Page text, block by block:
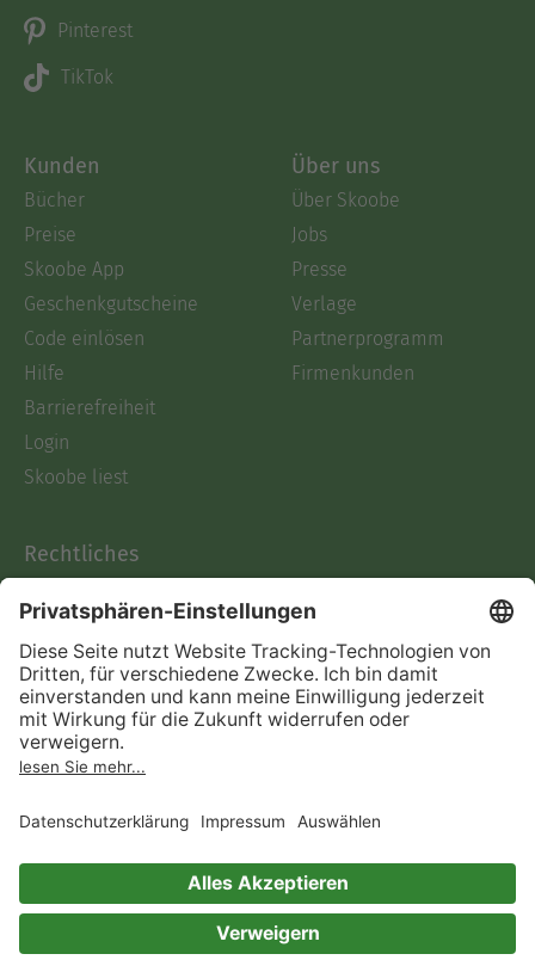
Pinterest
TikTok
Kunden
Bücher
Preise
Skoobe App
Geschenkgutscheine
Code einlösen
Hilfe
Barrierefreiheit
Login
Skoobe liest
Über uns
Über Skoobe
Jobs
Presse
Verlage
Partnerprogramm
Firmenkunden
Rechtliches
AGB
Informationen nach Data
Act
Verträge hier kündigen
Impressum
Immer ein gutes Buch